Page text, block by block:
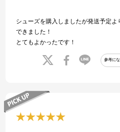
シューズを購入しましたが発送予定
できました！
とてもよかったです！
参考に